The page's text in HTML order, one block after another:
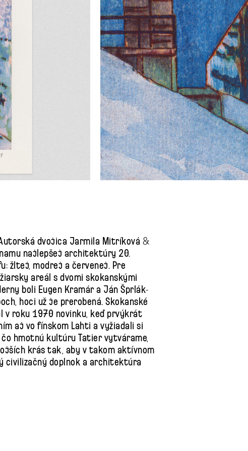
dvojica Jarmila Mitríková &
najlepšej architektúry 20.
žltej, modrej a červenej. Pre
areál s dvomi skokanskými
boli Eugen Kramár a Ján Šprlák-
hoci už je prerobená. Skokanské
v roku 1970 novinku, keď prvýkrát
aj vo fínskom Lahti a vyžiadali si
hmotnú kultúru Tatier vytvárame,
krás tak, aby v takom aktívnom
civilizačný doplnok a architektúra